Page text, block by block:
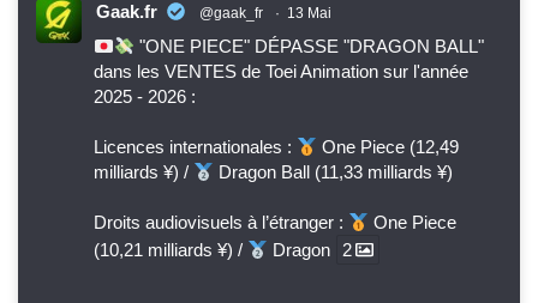
Gaak.fr @gaak_fr · 13 Mai
"ONE PIECE" DÉPASSE "DRAGON BALL"
dans les VENTES de Toei Animation sur l'année
2025 - 2026 :
Licences internationales :
One Piece (12,49
milliards ¥) /
Dragon Ball (11,33 milliards ¥)
Droits audiovisuels à l’étranger :
One Piece
(10,21 milliards ¥) /
Dragon 2